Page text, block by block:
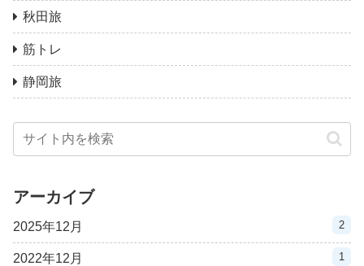
秋田旅
筋トレ
静岡旅
アーカイブ
2025年12月 2
2022年12月 1